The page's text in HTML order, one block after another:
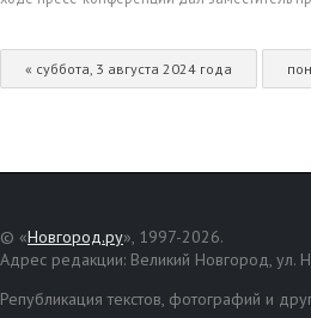
« суббота, 3 августа 2024 года
© «Новгород.ру», 1997-2026.
Адрес редакции: Великий Новгород, ул.
Републикация текстов, фотографий и